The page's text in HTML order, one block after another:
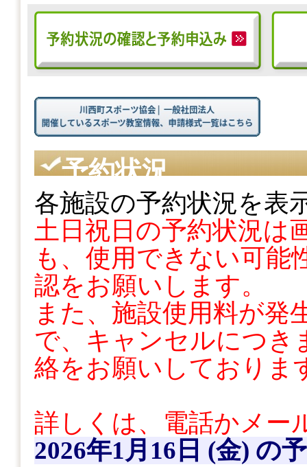
予約状況
各施設の予約状況を表
土日祝日の予約状況は
も、使用できない可能
認をお願いします。
また、施設使用料が発
で、キャンセルにつき
絡をお願いしておりま
詳しくは、電話かメー
2026年1月16日 (金) の